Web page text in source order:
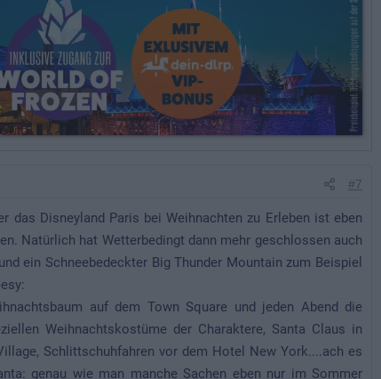
#7
das Disneyland Paris bei Weihnachten zu Erleben ist eben
Natürlich hat Wetterbedingt dann mehr geschlossen auch
ein Schneebedeckter Big Thunder Mountain zum Beispiel
auf dem Town Square und jeden Abend die
Weihnachtskostüme der Charaktere, Santa Claus in
Schlittschuhfahren vor dem Hotel New York....ach es
genau wie man manche Sachen eben nur im Sommer